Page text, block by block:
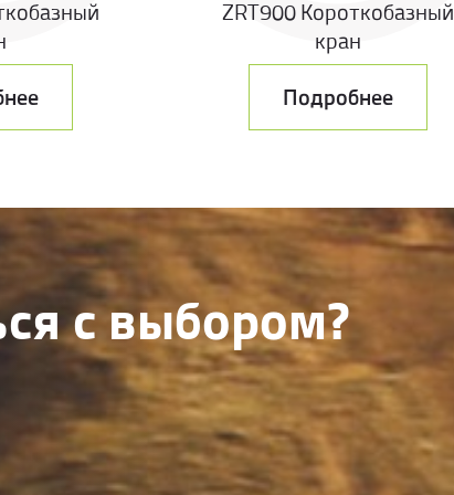
ZRT900 Короткобазный
кран
Подробнее
с выбором?